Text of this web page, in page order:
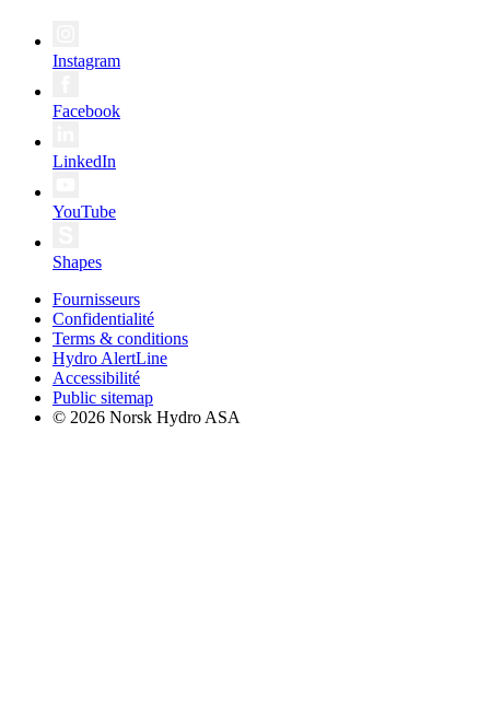
Instagram
Facebook
LinkedIn
YouTube
Shapes
Fournisseurs
Confidentialité
Terms & conditions
Hydro AlertLine
Accessibilité
Public sitemap
© 2026 Norsk Hydro ASA